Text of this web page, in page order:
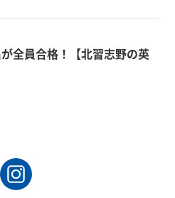
全員合格！【北習志野の英